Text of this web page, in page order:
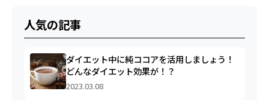
人気の記事
ダイエット中に純ココアを活用しましょう！
どんなダイエット効果が！？
2023.03.08